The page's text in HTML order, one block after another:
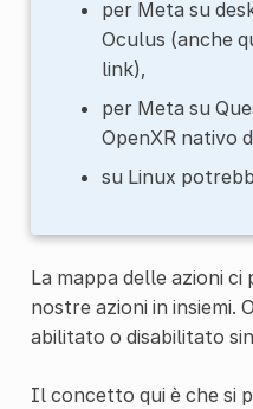
per Meta su
Oculus (anche
link),
per Meta su
OpenXR nativo
su Linux
La mappa delle azioni
nostre azioni in insiemi.
abilitato o disabilitato
Il concetto qui è che si